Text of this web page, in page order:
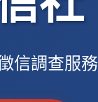
信調查服務